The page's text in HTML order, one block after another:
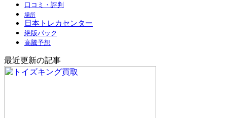
口コミ・評判
場所
日本トレカセンター
絶版パック
高騰予想
最近更新の記事